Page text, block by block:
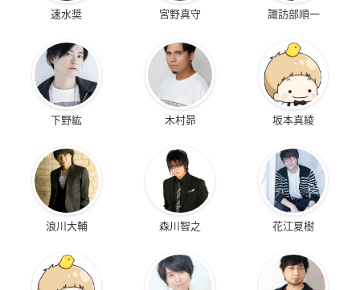
速水奨 宮野真守 諏訪部順一
下野紘 木村昴 坂本真綾
浪川大輔 森川智之 花江夏樹